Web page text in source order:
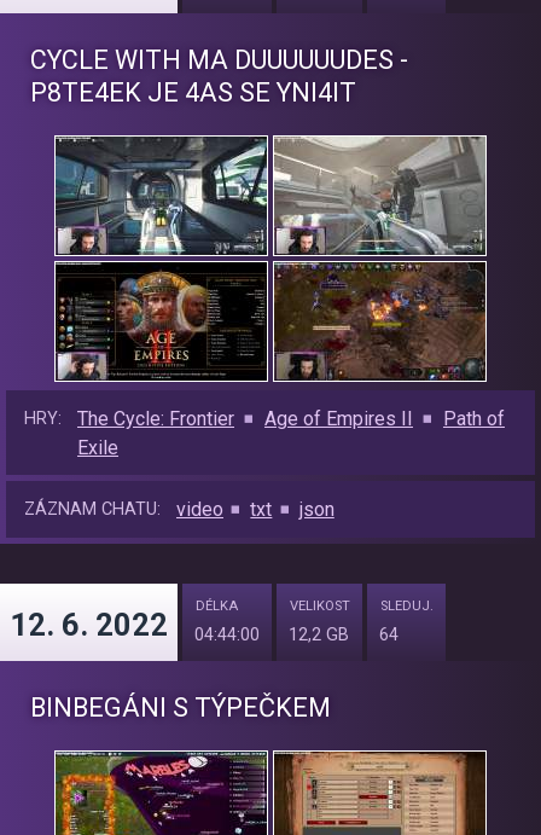
CYCLE WITH MA DUUUUUUDES -
P8TE4EK JE 4AS SE YNI4IT
HRY: The Cycle: Frontier Age of Empires II
Path of
Exile
ZÁZNAM CHATU: video txt json
12. 6. 2022
DÉLKA
04:44:00
VELIKOST
12,2 GB
SLEDUJ.
64
BINBEGÁNI S TÝPEČKEM